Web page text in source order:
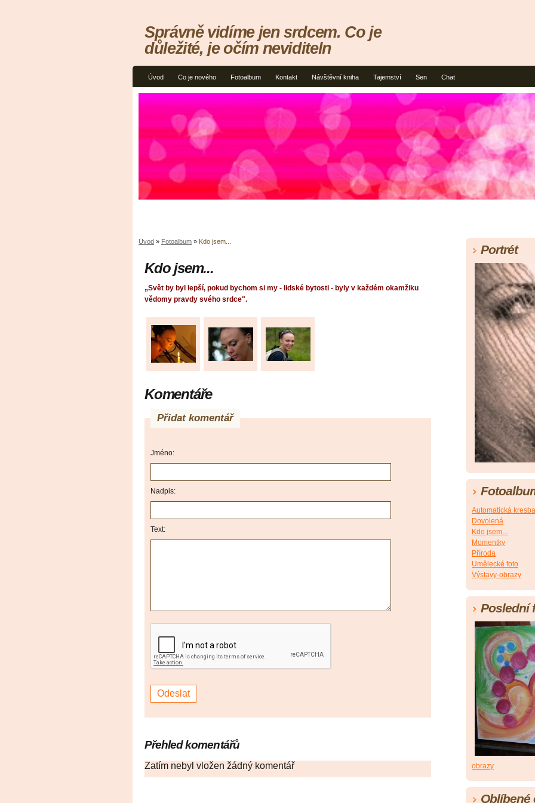
Úvod Co je nového Fotoalbum Kontakt Návštěvní kniha Tajemství Sen Chat
Správně vidíme jen srdcem. Co je
důležité, je očím neviditeln
Úvod » Fotoalbum » Kdo jsem...
Kdo jsem...
„Svět by byl lepší, pokud bychom si my - lidské bytosti - byly v každém okamžiku
vědomy pravdy svého srdce".
Komentáře
Přidat komentář
Jméno:
Nadpis:
Text:
Přehled komentářů
Zatím nebyl vložen žádný komentář
Portrét
Automatická kresba
Dovolená
Kdo jsem...
Momentky
Příroda
Umělecké foto
Výstavy-obrazy
Poslední
obrazy
Oblíbené